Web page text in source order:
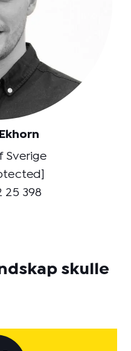
Sverige
25 398
skulle